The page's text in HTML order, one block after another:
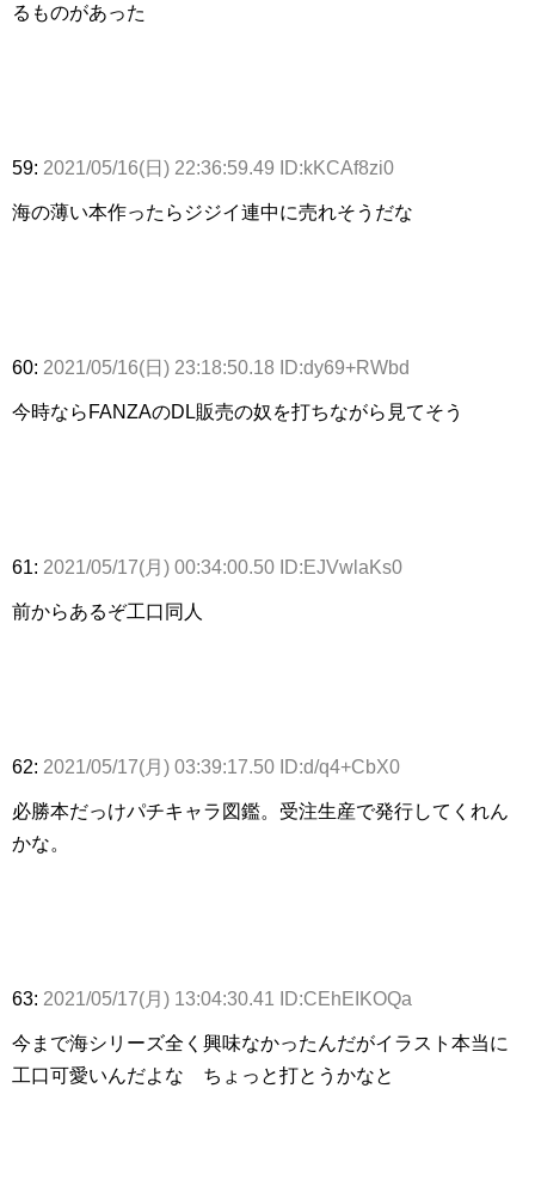
るものがあった
59: 2021/05/16(日) 22:36:59.49 ID:kKCAf8zi0
海の薄い本作ったらジジイ連中に売れそうだな
60: 2021/05/16(日) 23:18:50.18 ID:dy69+RWbd
今時ならFANZAのDL販売の奴を打ちながら見てそう
61: 2021/05/17(月) 00:34:00.50 ID:EJVwlaKs0
前からあるぞ工口同人
62: 2021/05/17(月) 03:39:17.50 ID:d/q4+CbX0
必勝本だっけパチキャラ図鑑。受注生産で発行してくれん
かな。
63: 2021/05/17(月) 13:04:30.41 ID:CEhEIKOQa
今まで海シリーズ全く興味なかったんだがイラスト本当に
工口可愛いんだよな ちょっと打とうかなと